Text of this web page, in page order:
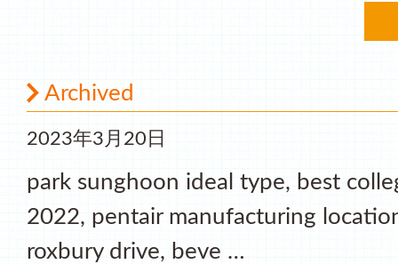
Archived
2023年3月20日
park sunghoon ideal type, best
2022, pentair manufacturing
roxbury drive, beve …